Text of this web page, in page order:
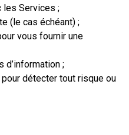
les Services ;
(le cas échéant) ;
vous fournir une
d’information ;
détecter tout risque ou